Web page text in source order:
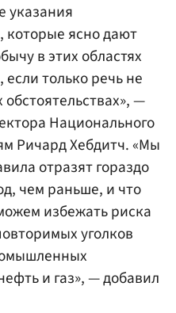
указания
которые ясно дают
в этих областях
только речь не
—
Национального
Ричард Хебдитч. «Мы
отразят гораздо
чем раньше, и что
избежать риска
уголков
и газ», — добавил